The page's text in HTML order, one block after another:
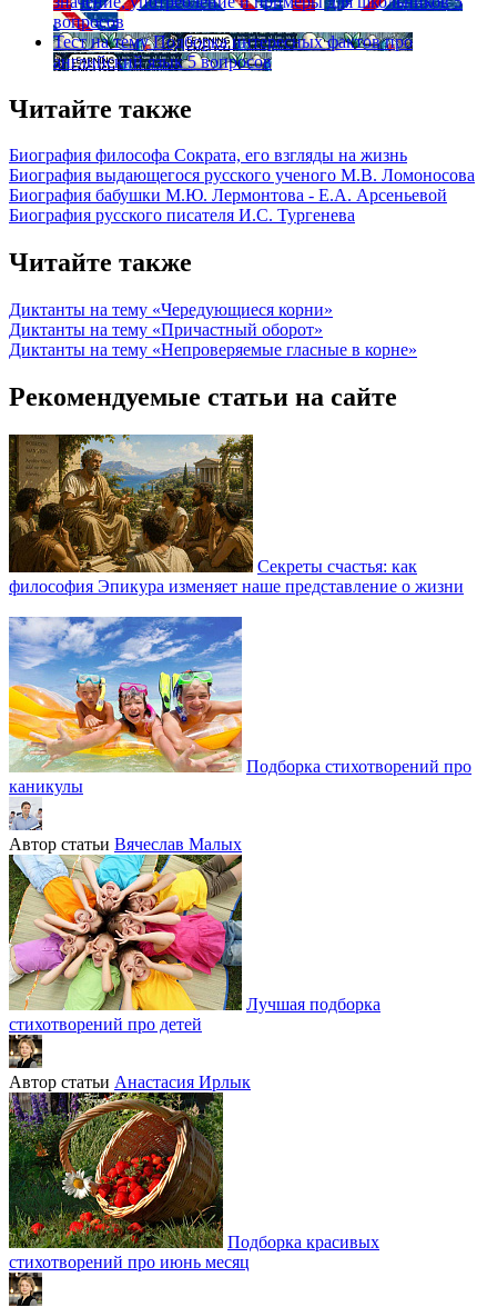
вопросов
Тест на тему Подборка интересных фактов про
английский язык 5 вопросов
Читайте также
Биография философа Сократа, его взгляды на жизнь
Биография выдающегося русского ученого М.В. Ломоносова
Биография бабушки М.Ю. Лермонтова - Е.А. Арсеньевой
Биография русского писателя И.С. Тургенева
Читайте также
Диктанты на тему «Чередующиеся корни»
Диктанты на тему «Причастный оборот»
Диктанты на тему «Непроверяемые гласные в корне»
Рекомендуемые статьи на сайте
Секреты счастья: как
философия Эпикура изменяет наше представление о жизни
Подборка стихотворений про
каникулы
Автор статьи Вячеслав Малых
Лучшая подборка
стихотворений про детей
Автор статьи Анастасия Ирлык
Подборка красивых
стихотворений про июнь месяц